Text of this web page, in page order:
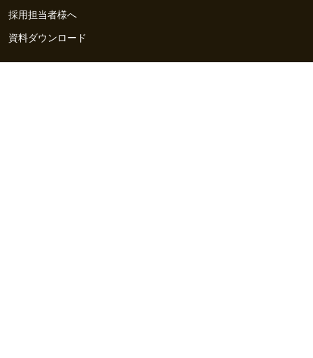
採用担当者様へ
資料ダウンロード